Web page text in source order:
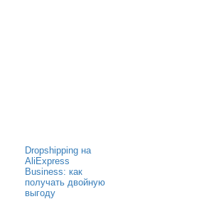
Dropshipping на
AliExpress
Business: как
получать двойную
выгоду